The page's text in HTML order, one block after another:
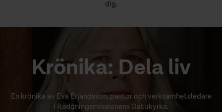
dig.
Krönika: Dela liv
En krönika av Eva Erlandsson, pastor och verksamhetsledare
i Räddningsmissionens Gatukyrka.